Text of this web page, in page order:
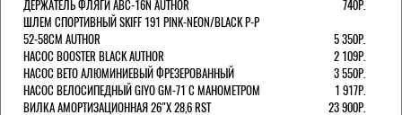
ДЕРЖАТЕЛЬ ФЛЯГИ ABC-16N AUTHOR
740Р.
ШЛЕМ СПОРТИВНЫЙ SKIFF 191 PINK-NEON/BLACK Р-Р
52-58СМ AUTHOR
5 350Р.
НАСОС BOOSTER BLACK AUTHOR
2 109Р.
НАСОС BETO АЛЮМИНИЕВЫЙ ФРЕЗЕРОВАННЫЙ
3 550Р.
НАСОС ВЕЛОСИПЕДНЫЙ GIYO GM-71 С МАНОМЕТРОМ
1 917Р.
ВИЛКА АМОРТИЗАЦИОННАЯ 26"Х 28,6 RST
23 900Р.